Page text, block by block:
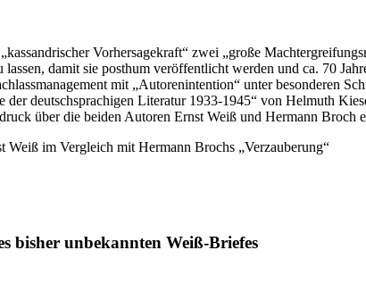
Vorhersagekraft“ zwei „große
damit sie posthum veröffentlicht werden und ca. 70
mit „Autorenintention“ unter besonderen
der deutschsprachigen Literatur 1933-1945“ von Helmuth
über die beiden Autoren Ernst Weiß und Hermann Broch
bisher unbekannten Weiß-Briefes